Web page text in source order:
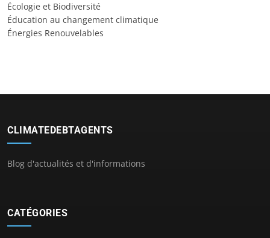
Écologie et Biodiversité
Éducation au changement climatique
Énergies Renouvelables
CLIMATEDEBTAGENTS
Blog d'actualités et d'informations
CATÉGORIES